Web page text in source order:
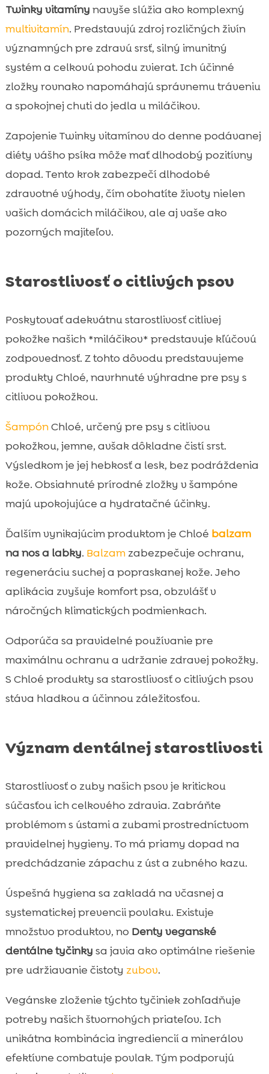
Twinky vitamíny navyše slúžia ako komplexný
multivitamín. Predstavujú zdroj rozličných živín
významných pre zdravú srsť, silný imunitný
systém a celkovú pohodu zvierat. Ich účinné
zložky rovnako napomáhajú správnemu tráveniu
a spokojnej chuti do jedla u miláčikov.
Zapojenie Twinky vitamínov do denne podávanej
diéty vášho psíka môže mať dlhodobý pozitívny
dopad. Tento krok zabezpečí dlhodobé
zdravotné výhody, čím obohatíte životy nielen
vašich domácich miláčikov, ale aj vaše ako
pozorných majiteľov.
Starostlivosť o citlivých psov
Poskytovať adekvátnu starostlivosť citlivej
pokožke našich *miláčikov* predstavuje kľúčovú
zodpovednosť. Z tohto dôvodu predstavujeme
produkty Chloé, navrhnuté výhradne pre psy s
citlivou pokožkou.
ŠampónChloé, určený pre psy s citlivou
pokožkou, jemne, avšak dôkladne čistí srst.
Výsledkom je jej hebkosť a lesk, bez podráždenia
kože. Obsiahnuté prírodné zložky v šampóne
majú upokojujúce a hydratačné účinky.
Ďalším vynikajúcim produktom je Chloé balzam
na nos a labky. Balzamzabezpečuje ochranu,
regeneráciu suchej a popraskanej kože. Jeho
aplikácia zvyšuje komfort psa, obzvlášť v
náročných klimatických podmienkach.
Odporúča sa pravidelné používanie pre
maximálnu ochranu a udržanie zdravej pokožky.
S Chloé produkty sa starostlivosť o citlivých psov
stáva hladkou a účinnou záležitosťou.
Význam dentálnej starostlivosti
Starostlivosť o zuby našich psov je kritickou
súčasťou ich celkového zdravia. Zabráňte
problémom s ústami a zubami prostredníctvom
pravidelnej hygieny. To má priamy dopad na
predchádzanie zápachu z úst a zubného kazu.
Úspešná hygiena sa zakladá na včasnej a
systematickej prevencii povlaku. Existuje
množstvo produktov, no Denty veganské
dentálne tyčinky sa javia ako optimálne riešenie
pre udržiavanie čistoty zubov.
Vegánske zloženie týchto tyčiniek zohľadňuje
potreby našich štvornohých priateľov. Ich
unikátna kombinácia ingrediencií a minerálov
efektívne combatuje povlak. Tým podporujú